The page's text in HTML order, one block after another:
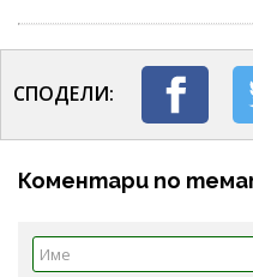
СПОДЕЛИ:
Коментари по